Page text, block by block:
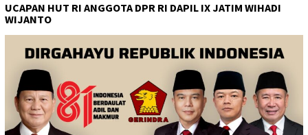
UCAPAN HUT RI ANGGOTA DPR RI DAPIL IX JATIM WIHADI
WIJANTO